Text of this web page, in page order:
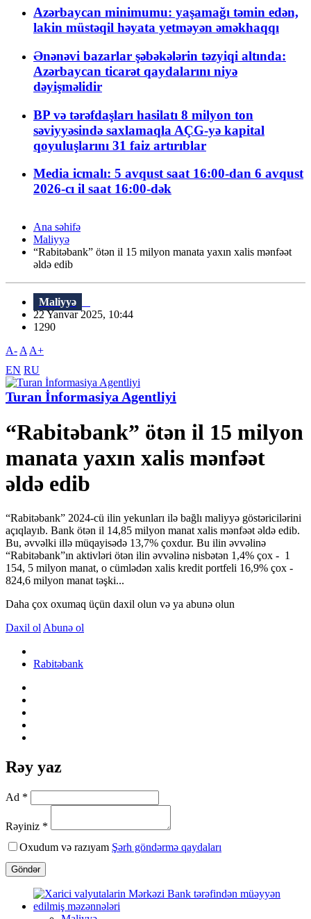
Azərbaycan minimumu: yaşamağı təmin edən,
lakin müstəqil həyata yetməyən əməkhaqqı
Ənənəvi bazarlar şəbəkələrin təzyiqi altında:
Azərbaycan ticarət qaydalarını niyə
dəyişməlidir
BP və tərəfdaşları hasilatı 8 milyon ton
səviyyəsində saxlamaqla AÇG-yə kapital
qoyuluşlarını 31 faiz artırıblar
Media icmalı: 5 avqust saat 16:00-dan 6 avqust
2026-cı il saat 16:00-dək
Ana səhifə
Maliyyə
“Rabitəbank” ötən il 15 milyon manata yaxın xalis mənfəət
əldə edib
Maliyyə
22 Yanvar 2025, 10:44
1290
A- A A+
EN RU
Turan İnformasiya Agentliyi
“Rabitəbank” ötən il 15 milyon
manata yaxın xalis mənfəət
əldə edib
“Rabitəbank” 2024-cü ilin yekunları ilə bağlı maliyyə göstəricilərini
açıqlayıb. Bank ötən il 14,85 milyon manat xalis mənfəət əldə edib.
Bu, əvvəlki illə müqayisədə 13,7% çoxdur. Bu ilin əvvəlinə
“Rabitəbank”ın aktivləri ötən ilin əvvəlinə nisbətən 1,4% çox - 1
154, 5 milyon manat, o cümlədən xalis kredit portfeli 16,9% çox -
824,6 milyon manat təşki...
Daha çox oxumaq üçün daxil olun və ya abunə olun
Daxil ol Abunə ol
Rabitəbank
Rəy yaz
Ad *
Rəyiniz *
Oxudum və razıyam Şərh göndərmə qaydaları
Göndər